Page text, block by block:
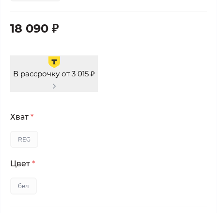
18 090 ₽
В рассрочку от 3 015 ₽
Хват *
REG
Цвет *
бел